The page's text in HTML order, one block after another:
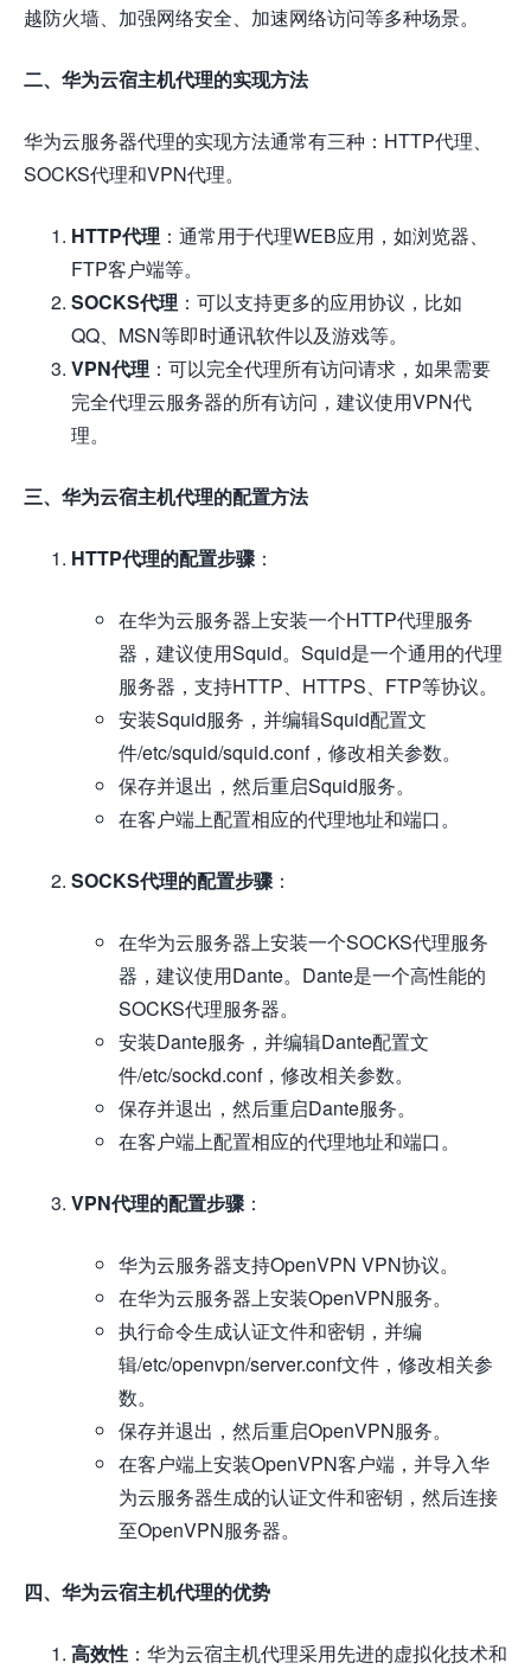
越防火墙、加强网络安全、加速网络访问等多种场景。
二、华为云宿主机代理的实现方法
华为云服务器代理的实现方法通常有三种：HTTP代理、
SOCKS代理和VPN代理。
HTTP代理 ：通常用于代理WEB应用，如浏览器、
FTP客户端等。
SOCKS代理 ：可以支持更多的应用协议，比如
QQ、MSN等即时通讯软件以及游戏等。
VPN代理 ：可以完全代理所有访问请求，如果需要
完全代理云服务器的所有访问，建议使用VPN代
理。
三、华为云宿主机代理的配置方法
HTTP代理的配置步骤：
在华为云服务器上安装一个HTTP代理服务
器，建议使用Squid。Squid是一个通用的代理
服务器，支持HTTP、HTTPS、FTP等协议。
安装Squid服务，并编辑Squid配置文
件/etc/squid/squid.conf，修改相关参数。
保存并退出，然后重启Squid服务。
在客户端上配置相应的代理地址和端口。
SOCKS代理的配置步骤：
在华为云服务器上安装一个SOCKS代理服务
器，建议使用Dante。Dante是一个高性能的
SOCKS代理服务器。
安装Dante服务，并编辑Dante配置文
件/etc/sockd.conf，修改相关参数。
保存并退出，然后重启Dante服务。
在客户端上配置相应的代理地址和端口。
VPN代理的配置步骤：
华为云服务器支持OpenVPN VPN协议。
在华为云服务器上安装OpenVPN服务。
执行命令生成认证文件和密钥，并编
辑/etc/openvpn/server.conf文件，修改相关参
数。
保存并退出，然后重启OpenVPN服务。
在客户端上安装OpenVPN客户端，并导入华
为云服务器生成的认证文件和密钥，然后连接
至OpenVPN服务器。
四、华为云宿主机代理的优势
高效性 ：华为云宿主机代理采用先进的虚拟化技术和